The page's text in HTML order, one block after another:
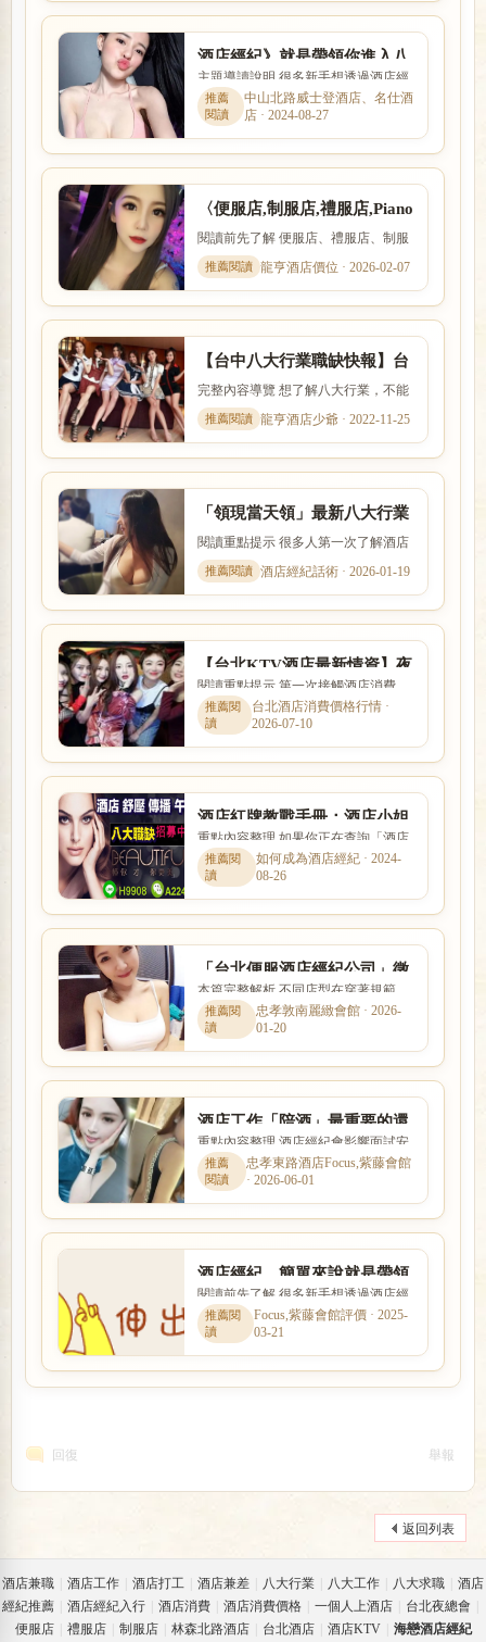
酒店經紀》就是帶領你進入八
大行業上班工作的人
主題導讀說明 很多新手想透過酒店經
紀找工作，卻不清楚經紀是否可靠、
抽成怎麼算。本文整理「酒...
中山北路威士登酒店、名仕酒
店 · 2024-08-27
〈便服店,制服店,禮服店,Piano
Bar,ktv〉派對PT正職兼職都
可
閱讀前先了解 便服店、禮服店、制服
店與日式酒吧的消費方式、工作內容
與客群定位都不相同。本文...
龍亨酒店價位 · 2026-02-07
【台中八大行業職缺快報】台
北酒店小姐兼差打工
完整內容導覽 想了解八大行業，不能
只看名稱，也要理解實際工作內容、
入行條件、收入差異與安全...
龍亨酒店少爺 · 2022-11-25
「領現當天領」最新八大行業
打工，酒店會館高薪兼職搶先
看
閱讀重點提示 很多人第一次了解酒店
工作時，最在意的就是收入怎麼計
算、是否可以日領現領，以及...
酒店經紀話術 · 2026-01-19
【台北KTV酒店最新情資】夜
總會老司機夜場酒店消費基本
消費
閱讀重點提示 第一次接觸酒店消費
時，最容易搞不清楚的就是費用怎麼
算、包廂與節數如何計價、小...
台北酒店消費價格行情 ·
2026-07-10
酒店紅牌教戰手冊：酒店小姐
要如何抓住客人的心?
重點內容整理 如果你正在查詢「酒店
紅牌教戰手冊：酒店小姐要如何抓住
客人的心?」，本篇會用較容...
如何成為酒店經紀 · 2024-
08-26
「台北便服酒店經紀公司」徵
招酒店公關、KTV聊天伴唱小
姐
本篇完整解析 不同店型在穿著規範、
互動方式、價格定位與工作要求上都
有差別。本篇以「「台北便...
忠孝敦南麗緻會館 · 2026-
01-20
酒店工作「陪酒」最重要的還
是要找對八大經紀人
重點內容整理 酒店經紀會影響面試安
排、工作介紹、薪資說明與新人安全
感。本文以「酒店工作「陪...
忠孝東路酒店Focus,紫藤會館
· 2026-06-01
酒店經紀，簡單來說就是帶領
小姐進入八大行業的人
閱讀前先了解 很多新手想透過酒店經
紀找工作，卻不清楚經紀是否可靠、
抽成怎麼算。本文整理「酒...
Focus,紫藤會館評價 · 2025-
03-21
回復 舉報
返回列表
酒店兼職 酒店工作 酒店打工 酒店兼差 八大行業 八大工作 八大求職
酒店
經紀推薦
酒店經紀入行 酒店消費 酒店消費價格 一個人上酒店 台北夜總會
便服店
禮服店 制服店 林森北路酒店 台北酒店 酒店KTV 海戀酒店經紀